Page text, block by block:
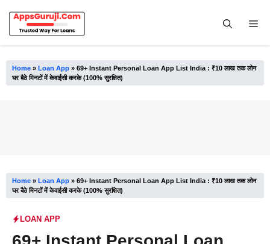
content
Home » Loan App » 69+ Instant Personal Loan App List India : ₹10 लाख तक लोन
घर बैठे मिनटों में केवाईसी करके (100% सुरक्षित)
Home » Loan App » 69+ Instant Personal Loan App List India : ₹10 लाख तक लोन
घर बैठे मिनटों में केवाईसी करके (100% सुरक्षित)
LOAN APP